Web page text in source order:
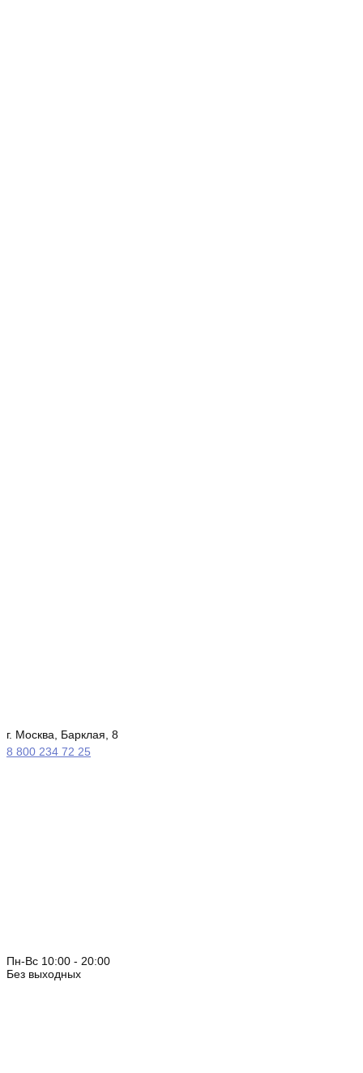
г. Москва, Барклая, 8
8 800 234 72 25
Пн-Вс 10:00 - 20:00
Без выходных